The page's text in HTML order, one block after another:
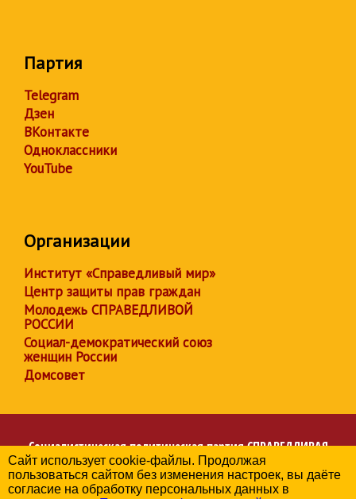
Партия
Telegram
Дзен
ВКонтакте
Одноклассники
YouTube
Организации
Институт «Справедливый мир»
Центр защиты прав граждан
Молодежь СПРАВЕДЛИВОЙ
РОССИИ
Социал-демократический союз
женщин России
Домсовет
Социалистическая политическая партияСПРАВЕДЛИВАЯ
РОССИЯ
Региональное отделение партии в Республике Коми
Сайт использует cookie-файлы. Продолжая
пользоваться сайтом без изменения настроек, вы даёте
согласие на обработку персональных данных в